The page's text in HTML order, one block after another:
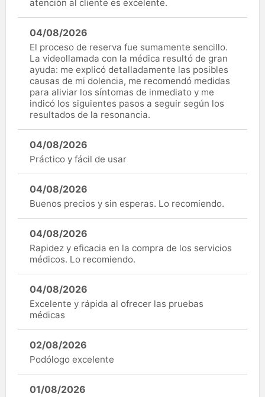
atención al cliente es excelente.
04/08/2026
El proceso de reserva fue sumamente sencillo.
La videollamada con la médica resultó de gran
ayuda: me explicó detalladamente las posibles
causas de mi dolencia, me recomendó medidas
para aliviar los síntomas de inmediato y me
indicó los siguientes pasos a seguir según los
resultados de la resonancia.
04/08/2026
Práctico y fácil de usar
04/08/2026
Buenos precios y sin esperas. Lo recomiendo.
04/08/2026
Rapidez y eficacia en la compra de los servicios
médicos. Lo recomiendo.
04/08/2026
Excelente y rápida al ofrecer las pruebas
médicas
02/08/2026
Podólogo excelente
01/08/2026